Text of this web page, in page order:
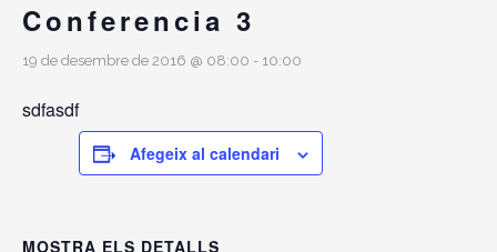
Conferencia 3
19 de desembre de 2016 @ 08:00 - 10:00
sdfasdf
Afegeix al calendari
MOSTRA ELS DETALLS